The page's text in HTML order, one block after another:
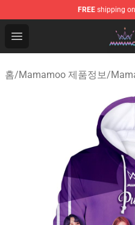
FREE shipping
Open menu
Mamamoo Store -
홈/Mamamoo 제품정보/